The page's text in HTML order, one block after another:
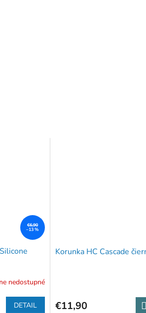
€6,90
–13 %
nedostupné
DETAIL
Korunka HC Cascade
€11,90